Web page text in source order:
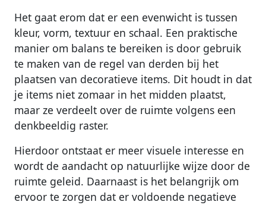
Het gaat erom dat er een evenwicht is tussen
kleur, vorm, textuur en schaal. Een praktische
manier om balans te bereiken is door gebruik
te maken van de regel van derden bij het
plaatsen van decoratieve items. Dit houdt in dat
je items niet zomaar in het midden plaatst,
maar ze verdeelt over de ruimte volgens een
denkbeeldig raster.
Hierdoor ontstaat er meer visuele interesse en
wordt de aandacht op natuurlijke wijze door de
ruimte geleid. Daarnaast is het belangrijk om
ervoor te zorgen dat er voldoende negatieve